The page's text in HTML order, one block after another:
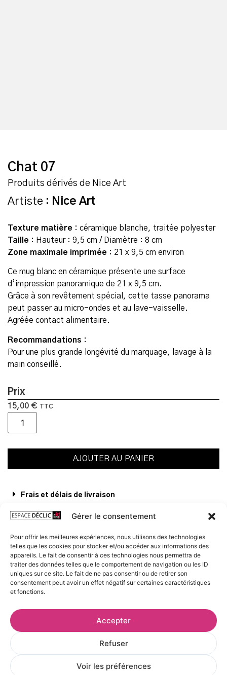
Gérer le consentement
Pour offrir les meilleures expériences, nous utilisons des technologies
telles que les cookies pour stocker et/ou accéder aux informations des
appareils. Le fait de consentir à ces technologies nous permettra de
traiter des données telles que le comportement de navigation ou les ID
uniques sur ce site. Le fait de ne pas consentir ou de retirer son
consentement peut avoir un effet négatif sur certaines caractéristiques
et fonctions.
Accepter
Refuser
Voir les préférences
Chat 07
Produits dérivés de Nice Art
Artiste : Nice Art
Texture matière : céramique blanche, traitée polyester
Taille : Hauteur : 9,5 cm / Diamètre : 8 cm
Zone maximale imprimée : 21 x 9,5 cm environ
Ce mug blanc en céramique présente une surface
d’impression panoramique de 21 x 9,5 cm.
Grâce à son revêtement spécial, cette tasse panorama
peut passer au micro-ondes et au lave-vaisselle.
Agréée contact alimentaire.
Recommandations :
Pour une plus grande longévité du marquage, lavage à la
main conseillé.
Prix
15,00 € TTC
AJOUTER AU PANIER
Frais et délais de livraison